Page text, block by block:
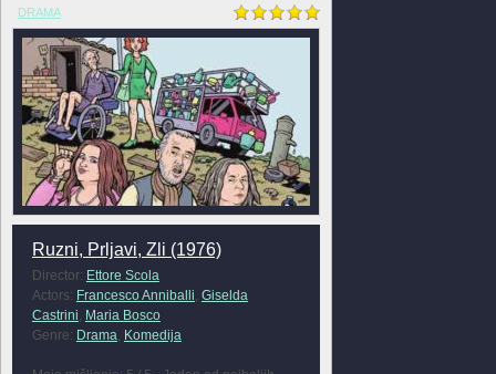
DRAMA
Ruzni, Prljavi, Zli (1976)
Director: Ettore Scola
Actors: Francesco Anniballi, Giselda
Castrini, Maria Bosco
Genre: Drama, Komedija